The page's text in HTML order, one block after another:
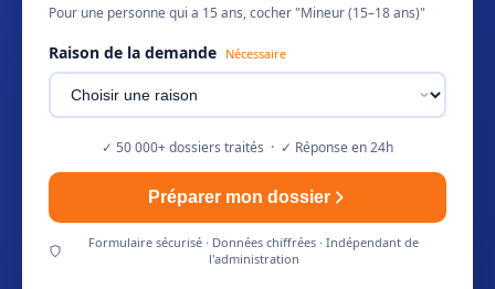
Pour une personne qui a 15 ans, cocher "Mineur (15–18 ans)"
Raison de la demande Nécessaire
✓ 50 000+ dossiers traités · ✓ Réponse en 24h
Préparer mon dossier
Formulaire sécurisé · Données chiffrées · Indépendant de
l'administration